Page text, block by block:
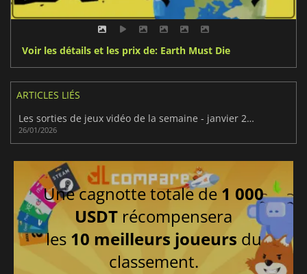
Voir les détails et les prix de: Earth Must Die
ARTICLES LIÉS
Les sorties de jeux vidéo de la semaine - janvier 2026 (semaine 5)
26/01/2026
Une cagnotte totale de 1 000
USDT récompensera
les 10 meilleurs joueurs du
classement.